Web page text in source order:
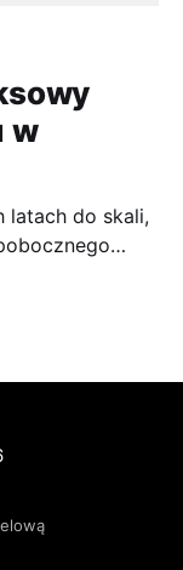
w
latach do skali,
162 mld zł, po